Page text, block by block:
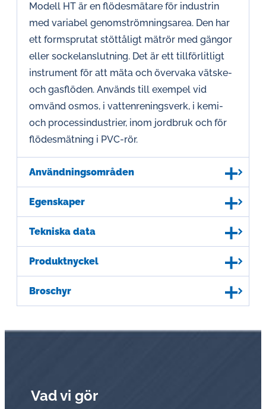
Modell HT är en flödesmätare för industrin
med variabel genomströmningsarea. Den har
ett formsprutat stöttåligt mätrör med gängor
eller sockelanslutning. Det är ett tillförlitligt
instrument för att mäta och övervaka vätske-
och gasflöden. Används till exempel vid
omvänd osmos, i vattenreningsverk, i kemi-
och processindustrier, inom jordbruk och för
flödesmätning i PVC-rör.
Användningsområden
Egenskaper
Tekniska data
Produktnyckel
Broschyr
Vad vi gör